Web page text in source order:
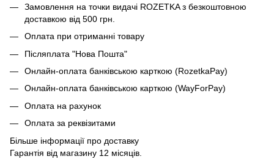
Замовлення на точки видачі ROZETKA з безкоштовною
доставкою від 500 грн.
Оплата при отриманні товару
Післяплата "Нова Пошта"
Онлайн-оплата банківською карткою (RozetkaPay)
Онлайн-оплата банківською карткою (WayForPay)
Оплата на рахунок
Оплата за реквізитами
Більше інформації про доставку
Гарантія від магазину 12 місяців.